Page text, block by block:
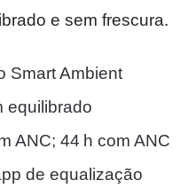
e sem frescura.
Smart Ambient
equilibrado
ANC; 44 h com ANC
de equalização